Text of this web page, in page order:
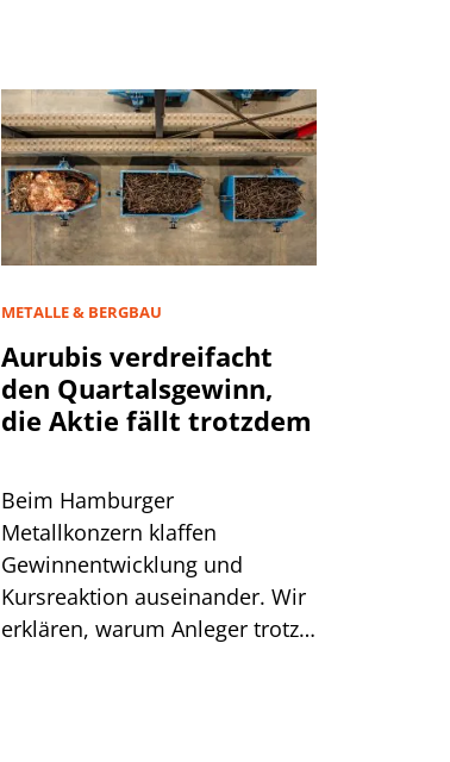
METALLE & BERGBAU
Aurubis verdreifacht
den Quartalsgewinn,
die Aktie fällt trotzdem
Beim Hamburger
Metallkonzern klaffen
Gewinnentwicklung und
Kursreaktion auseinander. Wir
erklären, warum Anleger trotz